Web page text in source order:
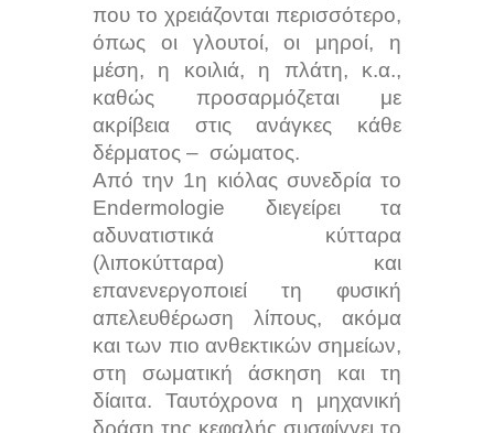
που το χρειάζονται περισσότερο,
όπως οι γλουτοί, οι μηροί, η
μέση, η κοιλιά, η πλάτη, κ.α.,
καθώς προσαρμόζεται με
ακρίβεια στις ανάγκες κάθε
δέρματος – σώματος.
Από την 1η κιόλας συνεδρία το
Endermologie διεγείρει τα
αδυνατιστικά κύτταρα
(λιποκύτταρα) και
επανενεργοποιεί τη φυσική
απελευθέρωση λίπους, ακόμα
και των πιο ανθεκτικών σημείων,
στη σωματική άσκηση και τη
δίαιτα. Ταυτόχρονα η μηχανική
δράση της κεφαλής συσφίγγει το